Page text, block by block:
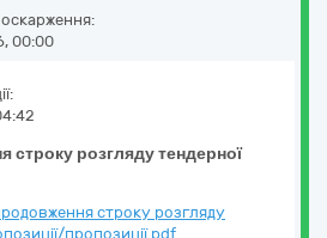
оскарження:
00:00
строку розгляду тендерної
строку розгляду
пропозиції.pdf